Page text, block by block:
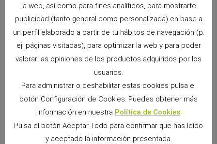
Barritas Snack Deluxe Loros 130g Frutas Tropicales
Ver Producto >>
la web, así como para fines analíticos, para mostrarte
publicidad (tanto general como personalizada) en base a
un perfil elaborado a partir de tu hábitos de navegación (p.
ej. páginas visitadas), para optimizar la web y para poder
valorar las opiniones de los productos adquiridos por los
usuarios.
Para administrar o deshabilitar estas cookies pulsa el
botón Configuración de Cookies. Puedes obtener más
información en nuestra Política de Cookies
Pulsa el botón Aceptar Todo para confirmar que has leído
y aceptado la información presentada.